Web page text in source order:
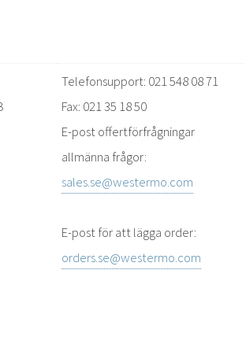
Telefonsupport: 021 548 08 71
Fax: 021 35 18 50
E-post offertförfrågningar
allmänna frågor:
sales.se@westermo.com
E-post för att lägga order:
orders.se@westermo.com